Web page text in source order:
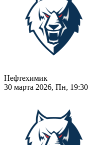
Нефтехимик
30 марта 2026, Пн, 19:30